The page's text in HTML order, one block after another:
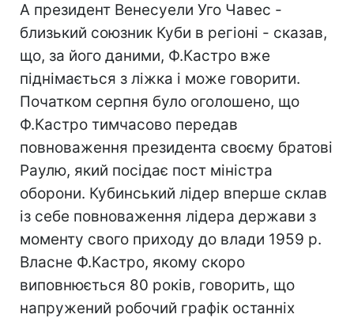
А президент Венесуели Уго Чавес -
близький союзник Куби в регіоні - сказав,
що, за його даними, Ф.Кастро вже
піднімається з ліжка і може говорити.
Початком серпня було оголошено, що
Ф.Кастро тимчасово передав
повноваження президента своєму братові
Раулю, який посідає пост міністра
оборони. Кубинський лідер вперше склав
із себе повноваження лідера держави з
моменту свого приходу до влади 1959 р.
Власне Ф.Кастро, якому скоро
виповнюється 80 років, говорить, що
напружений робочий графік останніх